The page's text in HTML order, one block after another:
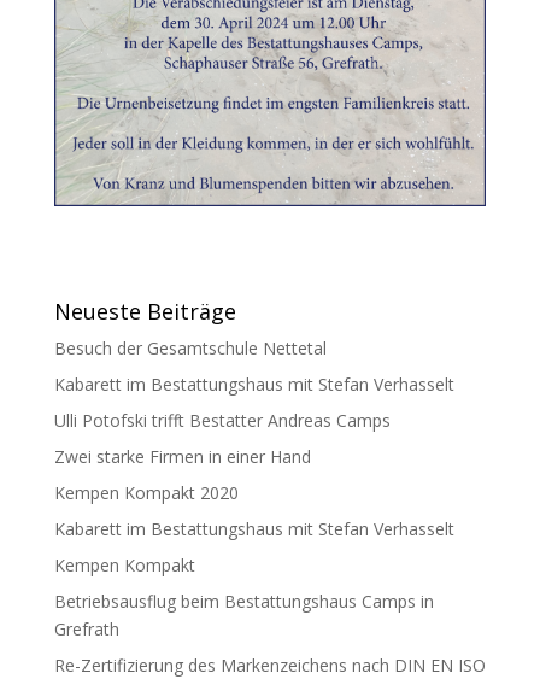
Neueste Beiträge
Besuch der Gesamtschule Nettetal
Kabarett im Bestattungshaus mit Stefan Verhasselt
Ulli Potofski trifft Bestatter Andreas Camps
Zwei starke Firmen in einer Hand
Kempen Kompakt 2020
Kabarett im Bestattungshaus mit Stefan Verhasselt
Kempen Kompakt
Betriebsausflug beim Bestattungshaus Camps in
Grefrath
Re-Zertifizierung des Markenzeichens nach DIN EN ISO